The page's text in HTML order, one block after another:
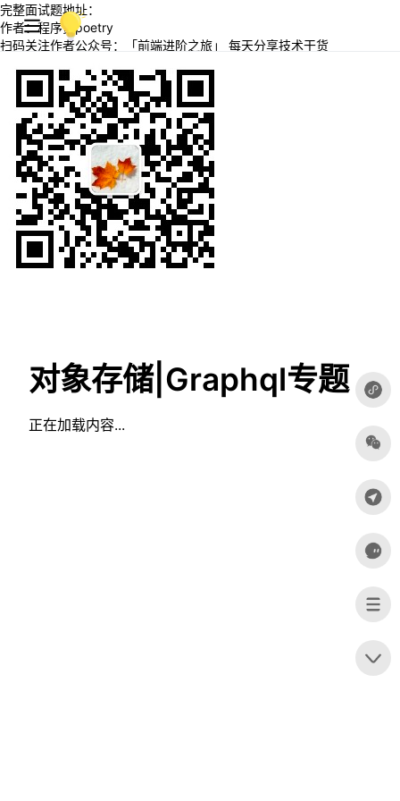
完整面试题地址：
作者：程序员poetry
扫码关注作者公众号：「前端进阶之旅」 每天分享技术干货
对象存储|Graphql专题
正在加载内容...